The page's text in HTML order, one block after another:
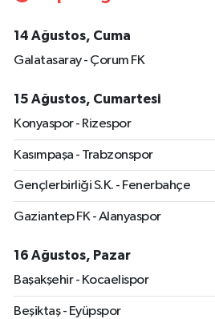
14 Ağustos, Cuma
Galatasaray - Çorum FK
15 Ağustos, Cumartesi
Konyaspor - Rizespor
Kasımpaşa - Trabzonspor
Gençlerbirliği S.K. - Fenerbahçe
Gaziantep FK - Alanyaspor
16 Ağustos, Pazar
Başakşehir - Kocaelispor
Beşiktaş - Eyüpspor